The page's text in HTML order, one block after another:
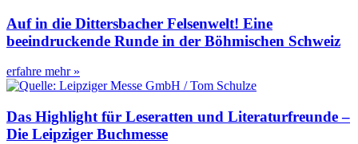
Auf in die Dittersbacher Felsenwelt! Eine
beeindruckende Runde in der Böhmischen Schweiz
erfahre mehr »
Das Highlight für Leseratten und Literaturfreunde –
Die Leipziger Buchmesse